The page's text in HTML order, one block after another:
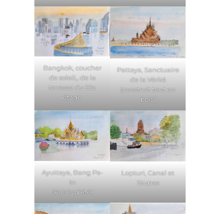
Bangkok, coucher
de soleil,, de la
terrasse du 52e
étage
Pattaya, Sanctuaire
de la Vérité
(construit tout en
bois)
Ayuttaya, Bang Pa-
In
(Palais d’été)
Lopturi, Canal et
Stupas